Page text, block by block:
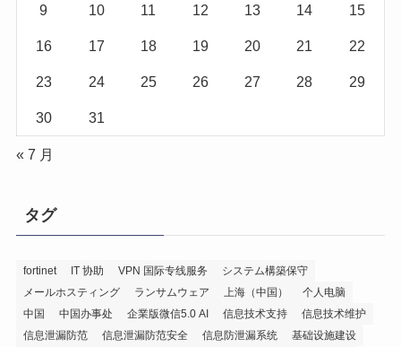
9 10 11 12 13 14 15
16 17 18 19 20 21 22
23 24 25 26 27 28 29
30 31
« 7 月
タグ
fortinet IT 协助 VPN 国际专线服务
システム構築保守
メールホスティング
ランサムウェア 上海（中国）
个人电脑
中国
中国办事处 企業版微信5.0 AI 信息技术支持
信息技术维护
信息泄漏防范
信息泄漏防范安全 信息防泄漏系统
基础设施建设